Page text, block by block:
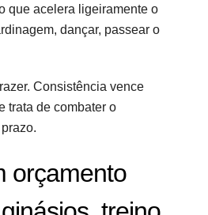
que acelera ligeiramente o
dançar, passear o
Consistência vence
trata de combater o
orçamento